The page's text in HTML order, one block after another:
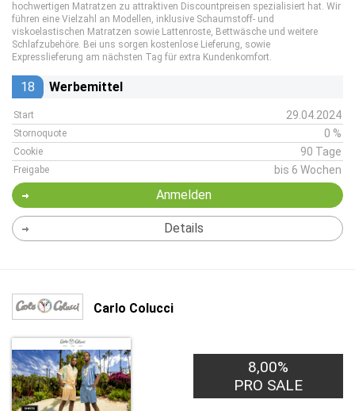
hochwertigen Matratzen zu attraktiven Discountpreisen spezialisiert hat. Wir
führen eine Vielzahl an Modellen, inklusive Schaumstoff- und
viskoelastischen Matratzen sowie Lattenroste, Bettwäsche und weitere
Schlafzubehöre. Bei uns sorgen kostenlose Lieferung, sowie
Expresslieferung am nächsten Tag für extra Kundenkomfort.
18 Werbemittel
Start 29.04.2024
Stornoquote 0 %
Cookie 90 Tage
Freigabe bis 6 Wochen
Anmelden
Details
Carlo Colucci
8,00%
PRO SALE